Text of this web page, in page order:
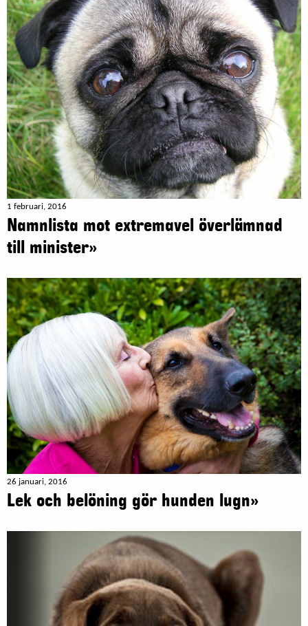
1 februari, 2016
Namnlista mot extremavel överlämnad
till minister»
26 januari, 2016
Lek och belöning gör hunden lugn»